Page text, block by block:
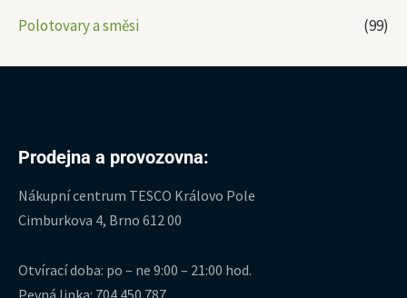
Polotovary a směsi
(99)
Prodejna a provozovna:
Nákupní centrum TESCO Královo Pole
Cimburkova 4, Brno 612 00
Otvírací doba: po – ne 9:00 – 21:00 hod.